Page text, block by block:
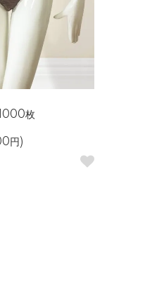
枚
円)